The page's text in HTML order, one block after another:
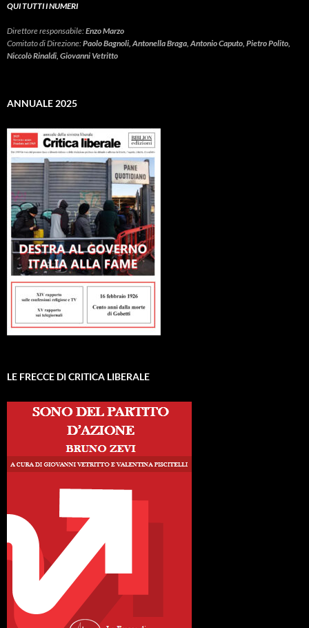
QUI TUTTI I NUMERI
Direttore responsabile:Enzo Marzo
Comitato di Direzione:Paolo Bagnoli, Antonella Braga, Antonio Caputo, Pietro Polito,
Niccolò Rinaldi, Giovanni Vetritto
ANNUALE 2025
LE FRECCE DI CRITICA LIBERALE